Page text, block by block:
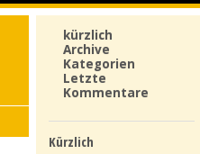
kürzlich
Archive
Kategorien
Letzte
Kommentare
Kürzlich